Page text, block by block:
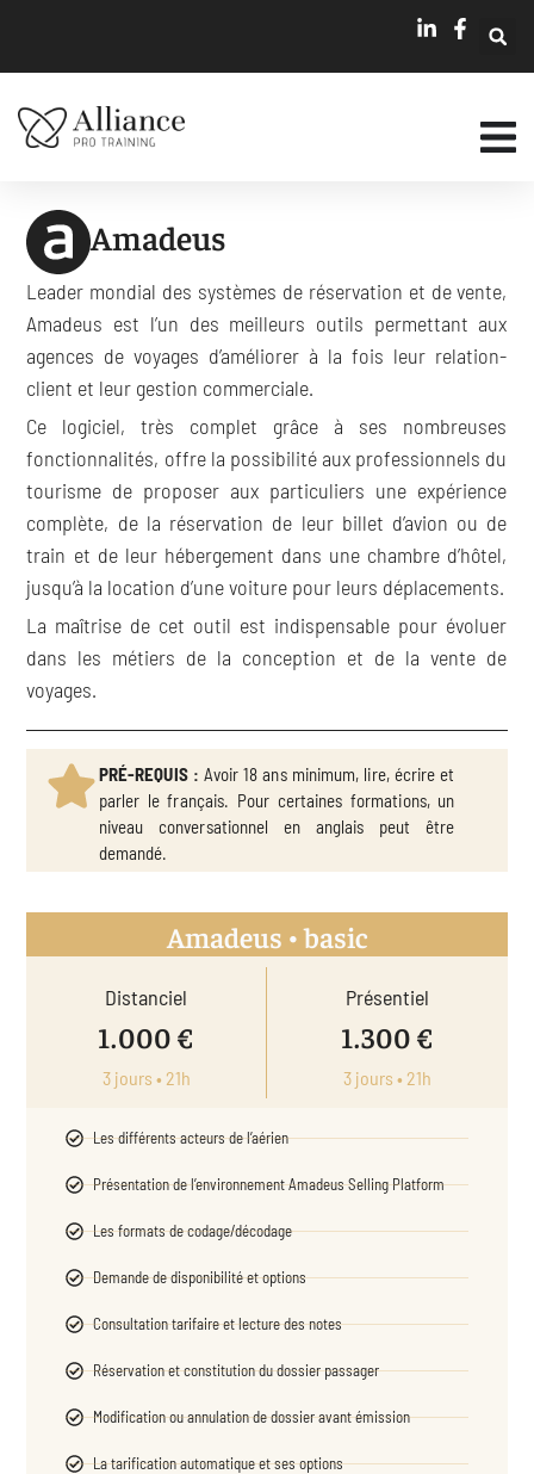
Amadeus
Leader mondial des systèmes de réservation et de vente,
Amadeus est l’un des meilleurs outils permettant aux
agences de voyages d’améliorer à la fois leur relation-
client et leur gestion commerciale.
Ce logiciel, très complet grâce à ses nombreuses
fonctionnalités, offre la possibilité aux professionnels du
tourisme de proposer aux particuliers une expérience
complète, de la réservation de leur billet d’avion ou de
train et de leur hébergement dans une chambre d’hôtel,
jusqu’à la location d’une voiture pour leurs déplacements.
La maîtrise de cet outil est indispensable pour évoluer
dans les métiers de la conception et de la vente de
voyages.
PRÉ-REQUIS : Avoir 18 ans minimum, lire, écrire et
parler le français. Pour certaines formations, un
niveau conversationnel en anglais peut être
demandé.
Amadeus • basic
Distanciel
1.000 €
3 jours • 21h
Présentiel
1.300 €
3 jours • 21h
Les différents acteurs de l’aérien
Présentation de l’environnement Amadeus Selling Platform
Les formats de codage/décodage
Demande de disponibilité et options
Consultation tarifaire et lecture des notes
Réservation et constitution du dossier passager
Modification ou annulation de dossier avant émission
La tarification automatique et ses options